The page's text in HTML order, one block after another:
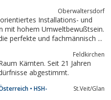
Oberwaltersdorf
Installations- und
mit hohem Umweltbewußtsein.
perfekte und fachmännisch ...
Feldkirchen
Kärnten. Seit 21 Jahren
abgestimmt.
• HSH-
St.Veit/Glan